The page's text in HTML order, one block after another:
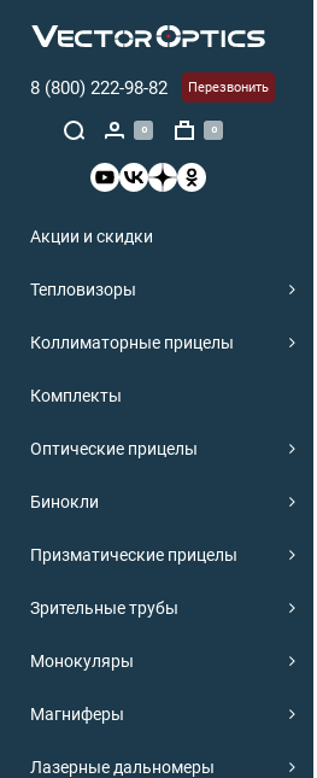
8 (800) 222-98-82 Перезвонить
0 0
Акции и скидки
Тепловизоры
Коллиматорные прицелы
Комплекты
Оптические прицелы
Бинокли
Призматические прицелы
Зрительные трубы
Монокуляры
Магниферы
Лазерные дальномеры